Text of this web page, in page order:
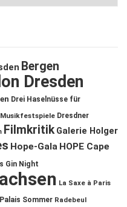
Bergen
Dresden
Drei Haselnüsse für
Dresdner
Filmkritik Galerie Holger
Hope-Gala HOPE Cape
Gin Night
La Saxe à Paris
Palais Sommer Radebeul